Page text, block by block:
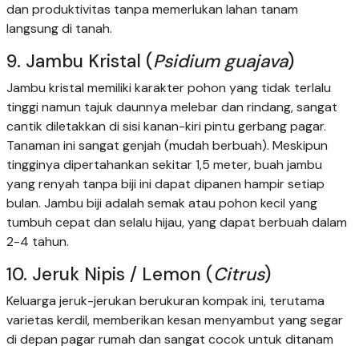
dan produktivitas tanpa memerlukan lahan tanam
langsung di tanah.
9. Jambu Kristal (Psidium guajava)
Jambu kristal memiliki karakter pohon yang tidak terlalu
tinggi namun tajuk daunnya melebar dan rindang, sangat
cantik diletakkan di sisi kanan-kiri pintu gerbang pagar.
Tanaman ini sangat genjah (mudah berbuah). Meskipun
tingginya dipertahankan sekitar 1,5 meter, buah jambu
yang renyah tanpa biji ini dapat dipanen hampir setiap
bulan. Jambu biji adalah semak atau pohon kecil yang
tumbuh cepat dan selalu hijau, yang dapat berbuah dalam
2-4 tahun.
10. Jeruk Nipis / Lemon (Citrus)
Keluarga jeruk-jerukan berukuran kompak ini, terutama
varietas kerdil, memberikan kesan menyambut yang segar
di depan pagar rumah dan sangat cocok untuk ditanam